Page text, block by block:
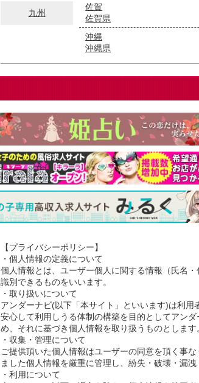
九州
佐賀
佐賀県
沖縄
沖縄県
【プライバシーポリシー】
・個人情報の定義について
個人情報とは、ユーザー個人に関する情報（氏名
識別できるものをいいます。
・取り扱いについて
アンダーナビ(以下「本サイト」といいます)は利
安心して利用しうる体制の構築を目的としてアン
め、それに基づき個人情報を取り扱うものとします
・収集・管理について
ご提供頂いた個人情報はユーザーの同意を頂く事
ました個人情報を厳重に管理し、紛失・破壊・漏
・利用について